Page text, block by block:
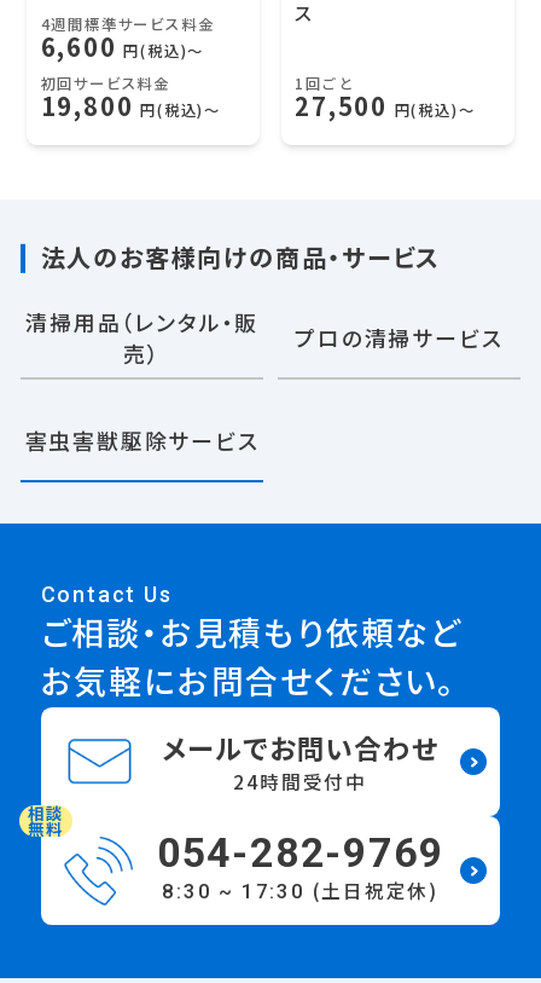
4週間標準サービス料金
6,600 円(税込)〜
初回サービス料金
19,800 円(税込)〜
ス
1回ごと
27,500 円(税込)〜
法人のお客様向けの商品・サービス
清掃用品（レンタル・販
売）
プロの清掃サービス
害虫害獣駆除サービス
Contact Us
ご相談・お見積もり依頼など
お気軽にお問合せください。
メールでお問い合わせ
24時間受付中
054-282-9769
8:30 ~ 17:30 (土日祝定休)
相談
無料